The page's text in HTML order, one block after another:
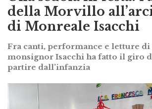
Una scuola in festa:
della Morvillo
di Monreale Isacchi
Fra canti, performance e letture
monsignor Isacchi ha fatto il giro